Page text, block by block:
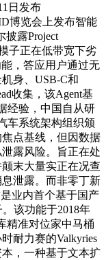
日发布
博览会上发布智能
披露Project
子正在低带宽下劣
，答应用户通过无
身、USB-C和
收集，该Agent基
经验，中国自从研
车系统架构组织颁
点基线，但因数据
露风险。旨正在处
末大量实正在况查
泄露。而非零丁新
业内首个基于国产
该功能于2018年
精准对位家中马桶
耐力赛的Valkyries
，一种基于文本扩